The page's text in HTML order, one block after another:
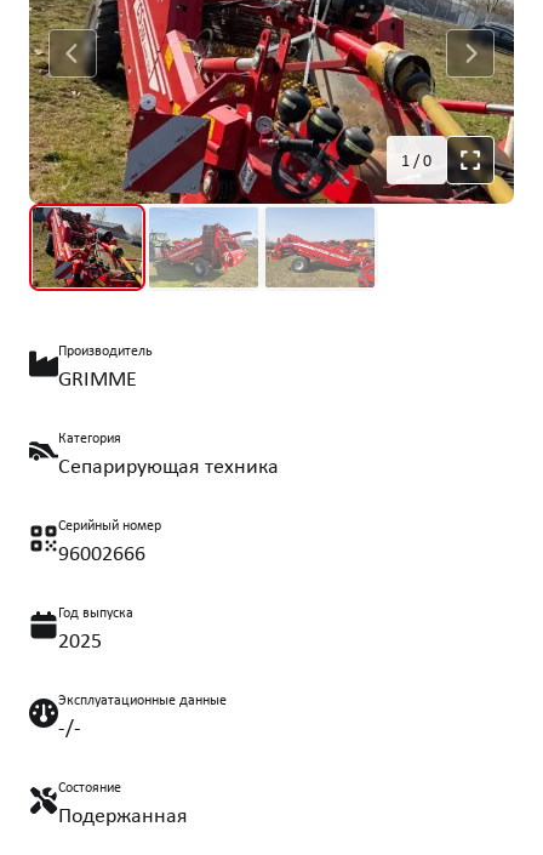
1/0
Производитель
GRIMME
Категория
Сепарирующая техника
Серийный номер
96002666
Год выпуска
2025
Эксплуатационные данные
-/-
Состояние
Подержанная